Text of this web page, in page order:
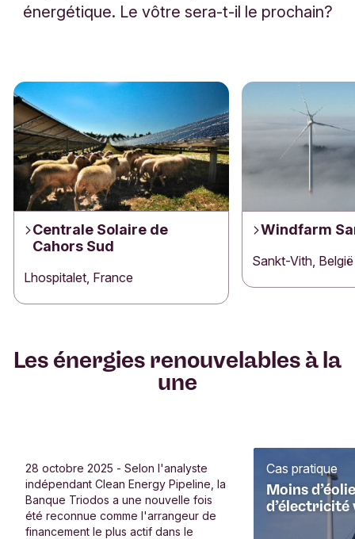
énergétique. Le vôtre sera-t-il le prochain?
Centrale Solaire de
Cahors Sud
Lhospitalet, France
Windfarm
Sankt-Vith, België
Les énergies renouvelables à la
une
La Banque Triodos en tête du
financement des énergies
propres pour la 9ème année
Communiqué de presse
28 octobre 2025 - Selon l'analyste
indépendant Clean Energy Pipeline, la
Banque Triodos a une nouvelle fois
été reconnue comme l'arrangeur de
financement le plus actif dans le
Moins
d’électricité
Cas pratique